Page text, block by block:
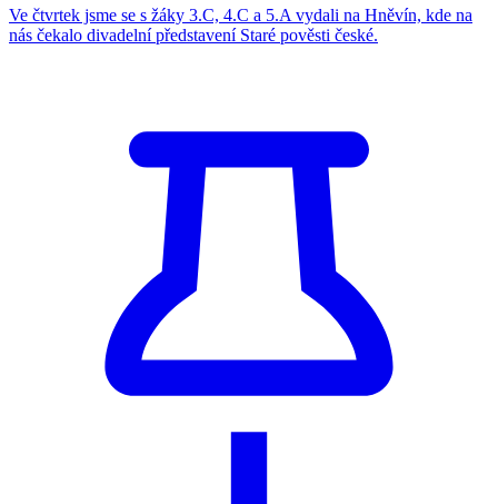
Ve čtvrtek jsme se s žáky 3.C, 4.C a 5.A vydali na Hněvín, kde na
nás čekalo divadelní představení Staré pověsti české.